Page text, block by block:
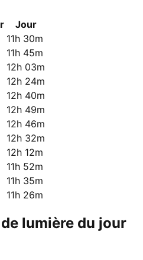
Jour
11h 30m
11h 45m
12h 03m
12h 24m
12h 40m
12h 49m
12h 46m
12h 32m
12h 12m
11h 52m
11h 35m
11h 26m
lumière du jour